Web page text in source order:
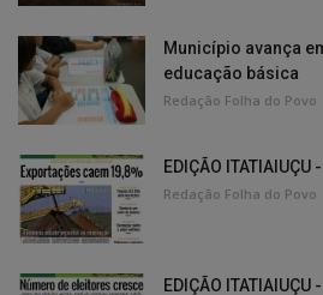
Município avança
educação básica
Redação Folha do Povo
EDIÇÃO
Redação Folha do Povo
EDIÇÃO